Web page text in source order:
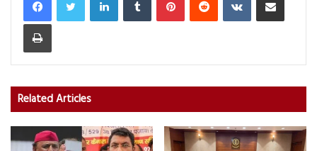
Print
Related Articles